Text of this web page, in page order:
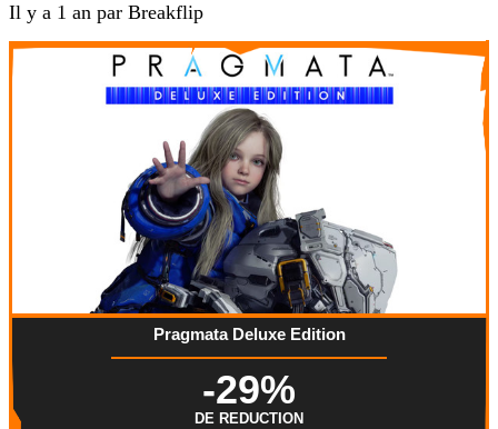
Il y a 1 an par Breakflip
Pragmata Deluxe Edition
-29%
DE REDUCTION